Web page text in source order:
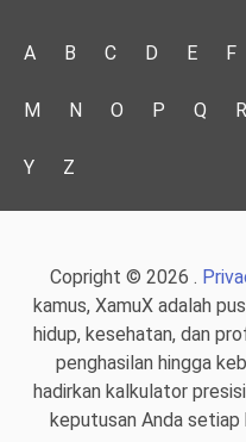
A B C D E F
M N O P Q R
Y Z
Copright © 2026 .
kamus, XamuX adalah
hidup, kesehatan, dan
penghasilan hingga
hadirkan kalkulator
keputusan Anda setiap